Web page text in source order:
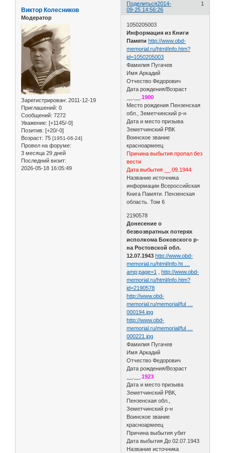
Поделиться 1
2014-
09-25 14:56:26
Виктор Колесников
Модератор
Зарегистрирован: 2011-12-19
Приглашений: 0
Сообщений: 7272
Уважение: [+1145/-0]
Позитив: [+20/-0]
Возраст: 75 [1951-06-24]
Провел на форуме:
3 месяца 29 дней
Последний визит:
2026-05-18 16:05:49
1050205003
Информация из Книги
Памяти http://www.obd-
memorial.ru/html/info.htm?
id=1050205003
Фамилия Пугачев
Имя Аркадий
Отчество Федорович
Дата рождения/Возраст
__.__.1900
Место рождения Пензенская
обл., Земетчинский р-н
Дата и место призыва
Земетчинский РВК
Воинское звание
красноармеец
Причина выбытия пропал без
вести
Дата выбытия __.09.1944
Название источника
информации Всероссийская
Книга Памяти. Пензенская
область. Том 6
2190578
Донесение о
безвозвратных потерях
исполкома Боковского р-
на Ростовской обл.
12.07.1943 http://www.obd-
memorial.ru/html/info.ht …
amp;page=1
,http://www.obd-
memorial.ru/html/info.htm?
id=2190578
http://www.obd-
memorial.ru/memorial/ful …
000194.jpg
http://www.obd-
memorial.ru/memorial/ful …
000221.jpg
Фамилия Пугачев
Имя Аркадий
Отчество Федорович
Дата рождения/Возраст
__.__.1923
Дата и место призыва
Земетчинский РВК,
Пензенская обл.,
Земетчинский р-н
Воинское звание
красноармеец
Причина выбытия убит
Дата выбытия До 02.07.1943
Название источника